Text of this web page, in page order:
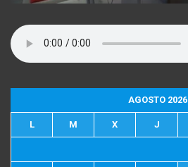
AGOSTO 2026
L M X J